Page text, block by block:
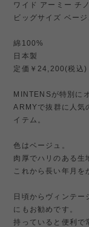
ワイド アーミー チ
ビッグサイズ ベージ
綿100%
日本製
定価￥24,200(税込)
MINTENSが特別に
ARMYで抜群に人気
イテム。
色はベージュ。
肉厚でハリのある生
これから長い年月を
日頃からヴィンテ
にもお勧めです。
持っていると便利で